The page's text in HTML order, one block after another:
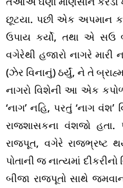
છૂટયા. પછી એક અપમાન
ઉપાય કર્યો, તથા એ સઉ
વગેરેથી હજારો નાગરે
(ઝેર વિનાનું) ઠર્યું, ને તે
નાગરો વિશેની આ એક
‘નાગ’ નહિ, પરતું ‘નાગ
રાજશાસકના વંશજો હતા.
રાજપૂત, વગેરે રાજભ્રષ્ટ
પોતાની જ નાત્યમાં
બીજા રાજપૂતો સાથે